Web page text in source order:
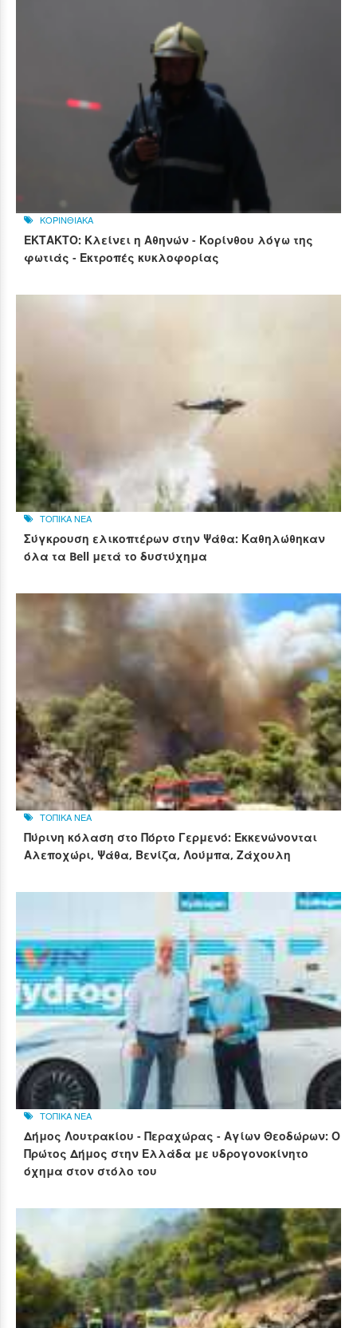
ΚΟΡΙΝΘΙΑΚΑ
ΕΚΤΑΚΤΟ: Κλείνει η Αθηνών - Κορίνθου λόγω της
φωτιάς - Εκτροπές κυκλοφορίας
ΤΟΠΙΚΑ ΝΕΑ
Σύγκρουση ελικοπτέρων στην Ψάθα: Καθηλώθηκαν
όλα τα Bell μετά το δυστύχημα
ΤΟΠΙΚΑ ΝΕΑ
Πύρινη κόλαση στο Πόρτο Γερμενό: Εκκενώνονται
Αλεποχώρι, Ψάθα, Βενίζα, Λούμπα, Ζάχουλη
ΤΟΠΙΚΑ ΝΕΑ
Δήμος Λουτρακίου - Περαχώρας - Αγίων Θεοδώρων: Ο
Πρώτος Δήμος στην Ελλάδα με υδρογονοκίνητο
όχημα στον στόλο του